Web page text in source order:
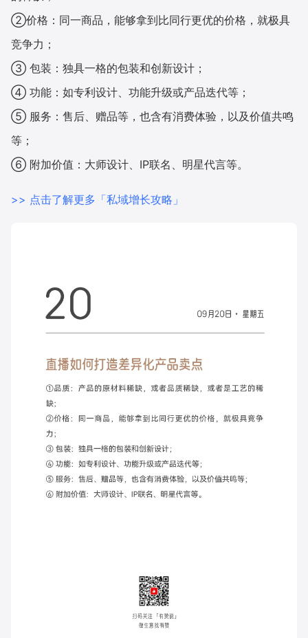
私域课程 新零售内参
增长俱乐部
商家社区 社群交流
②价格：同一商品，能够拿到比同行更优的价格，就极具
竞争力；
③ 包装：独具一格的包装和创新设计；
④ 功能：如专利设计、功能升级或产品迭代等；
⑤ 服务：售后、赠品等，也含有消费体验，以及价值共鸣
等；
⑥ 附加价值：大师设计、IP联名、明星代言等。
>> 点击了解更多「私域增长攻略」